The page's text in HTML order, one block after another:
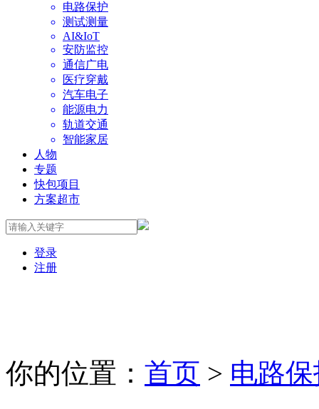
电路保护
测试测量
AI&IoT
安防监控
通信广电
医疗穿戴
汽车电子
能源电力
轨道交通
智能家居
人物
专题
快包项目
方案超市
登录
注册
你的位置： 首页 > 电路